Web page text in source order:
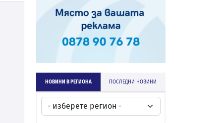
НОВИНИ В РЕГИОНА ПОСЛЕДНИ НОВИНИ